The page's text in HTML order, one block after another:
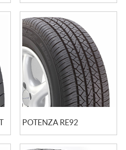
POTENZA RE92